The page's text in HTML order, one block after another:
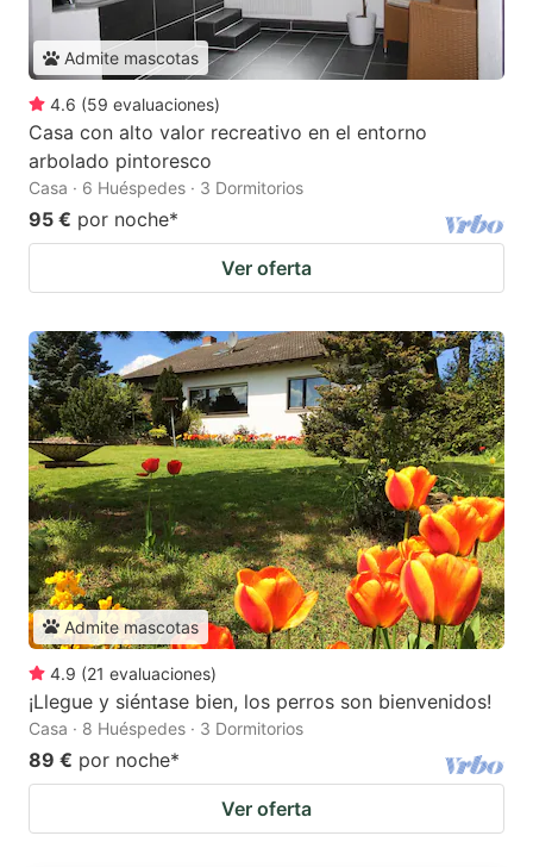
Admite mascotas
4.6 (59 evaluaciones)
Casa con alto valor recreativo en el entorno
arbolado pintoresco
Casa · 6 Huéspedes · 3 Dormitorios
95 € por noche*
Ver oferta
Admite mascotas
4.9 (21 evaluaciones)
¡Llegue y siéntase bien, los perros son bienvenidos!
Casa · 8 Huéspedes · 3 Dormitorios
89 € por noche*
Ver oferta